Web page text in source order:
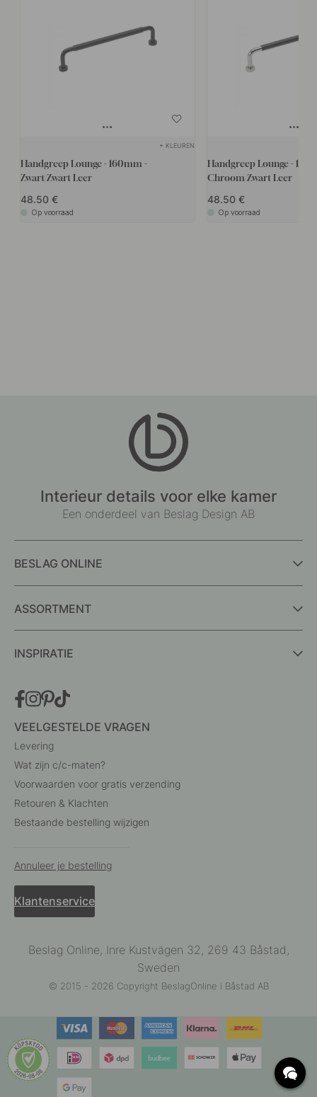
+ KLEUREN
Handgreep Lounge - 160mm -
Zwart/Zwart Leer
48.50
Op voorraad
Handgreep Lounge -
Chroom/Zwart Leer
48.50
Op voorraad
Interieur details voor elke kamer
Een onderdeel van Beslag Design AB
BESLAG ONLINE
ASSORTMENT
INSPIRATIE
VEELGESTELDE VRAGEN
Levering
Wat zijn c/c-maten?
Voorwaarden voor gratis verzending
Retouren & Klachten
Bestaande bestelling wijzigen
Annuleer je bestelling
Klantenservice
Beslag Online, Inre Kustvägen 32, 269 43 Båstad,
Sweden
© 2015 - 2026 Copyright BeslagOnline i Båstad AB